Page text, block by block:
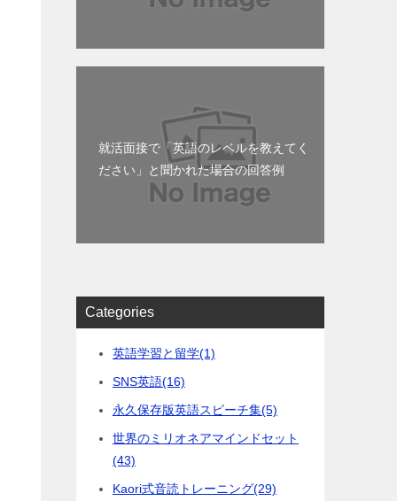
就活面接で「英語のレベルを教えてく
ださい」と聞かれた場合の回答例
Categories
英語学習と留学(1)
SNS英語(16)
永久保存版英語スピーチ集(5)
世界のミリオネアマインドセット
(43)
Kaori式音読トレーニング(29)